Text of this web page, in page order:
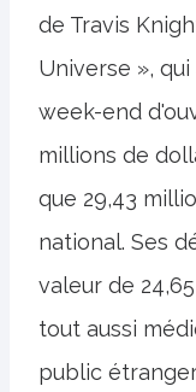
de Travis
Universe »,
week-end
millions de
que 29,43
national. Ses
valeur de
tout aussi
public